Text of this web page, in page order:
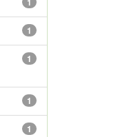
1
1
1
1